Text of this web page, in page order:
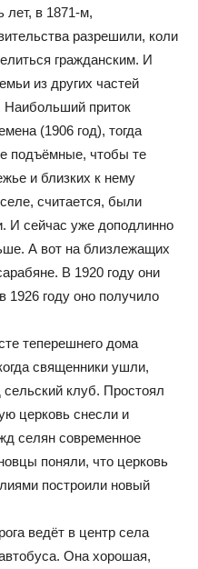
лет, в 1871-м,
разрешили, коли
гражданским. И
из других частей
Наибольший приток
(1906 год), тогда
подъёмные, чтобы те
и близких к нему
считается, были
И сейчас уже доподлинно
А вот на близлежащих
В 1920 году они
1926 году оно получило
теперешнего дома
священники ушли,
клуб. Простоял
церковь снесли и
селян современное
поняли, что церковь
построили новый
ведёт в центр села
Она хорошая,